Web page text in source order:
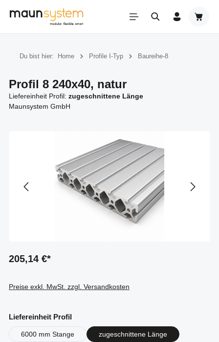
Zum Hauptinhalt springen
Du bist hier: Home Profile I-Typ Baureihe-8
Profil 8 240x40, natur
Liefereinheit Profil: zugeschnittene Länge
Maunsystem GmbH
205,14 €*
Preise exkl. MwSt. zzgl. Versandkosten
Liefereinheit Profilauswählen
6000 mm Stange zugeschnittene Länge